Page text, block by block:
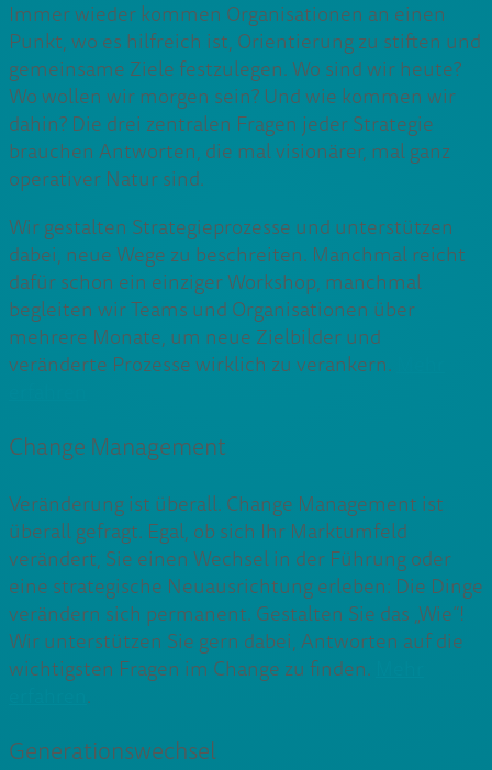
Immer wieder kommen Organisationen an einen
Punkt, wo es hilfreich ist, Orientierung zu stiften und
gemeinsame Ziele festzulegen. Wo sind wir heute?
Wo wollen wir morgen sein? Und wie kommen wir
dahin? Die drei zentralen Fragen jeder Strategie
brauchen Antworten, die mal visionärer, mal ganz
operativer Natur sind.
Wir gestalten Strategieprozesse und unterstützen
dabei, neue Wege zu beschreiten. Manchmal reicht
dafür schon ein einziger Workshop, manchmal
begleiten wir Teams und Organisationen über
mehrere Monate, um neue Zielbilder und
veränderte Prozesse wirklich zu verankern.
Change Management
Veränderung ist überall. Change Management ist
überall gefragt. Egal, ob sich Ihr Marktumfeld
verändert, Sie einen Wechsel in der Führung oder
eine strategische Neuausrichtung erleben: Die Dinge
verändern sich permanent. Gestalten Sie das „Wie“!
Wir unterstützen Sie gern dabei, Antworten auf die
wichtigsten Fragen im Change zu finden.
.
Generationswechsel